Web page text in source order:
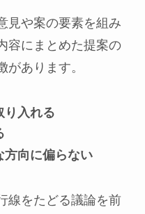
見や案の要素を組み
容にまとめた提案の
があります。
り入れる
方向に偏らない
線をたどる議論を前